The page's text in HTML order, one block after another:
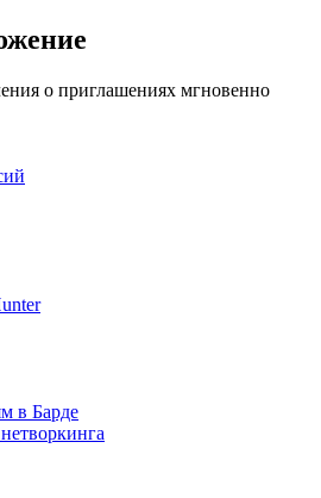
о приглашениях мгновенно
в Барде